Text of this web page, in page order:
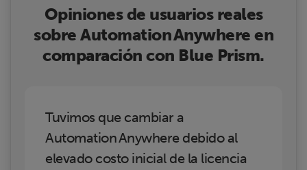
Opiniones de usuarios reales
sobre Automation Anywhere en
comparación con Blue Prism.
Tuvimos que cambiar a
Automation Anywhere debido al
elevado costo inicial de la licencia